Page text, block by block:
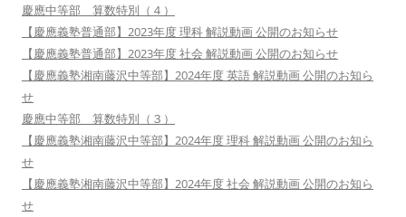
慶應中等部 算数特別（４）
【慶應義塾普通部】2023年度 理科 解説動画 公開のお知らせ
【慶應義塾普通部】2023年度 社会 解説動画 公開のお知らせ
【慶應義塾湘南藤沢中等部】2024年度 英語 解説動画 公開のお知ら
せ
慶應中等部 算数特別（３）
【慶應義塾湘南藤沢中等部】2024年度 理科 解説動画 公開のお知ら
せ
【慶應義塾湘南藤沢中等部】2024年度 社会 解説動画 公開のお知ら
せ